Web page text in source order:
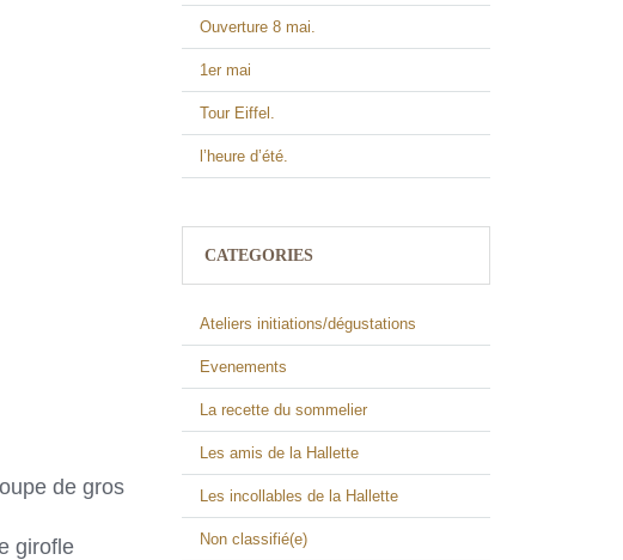
de gros
girofle
Ouverture 8 mai.
1er mai
Tour Eiffel.
l’heure d’été.
CATEGORIES
Ateliers initiations/dégustations
Evenements
La recette du sommelier
Les amis de la Hallette
Les incollables de la Hallette
Non classifié(e)